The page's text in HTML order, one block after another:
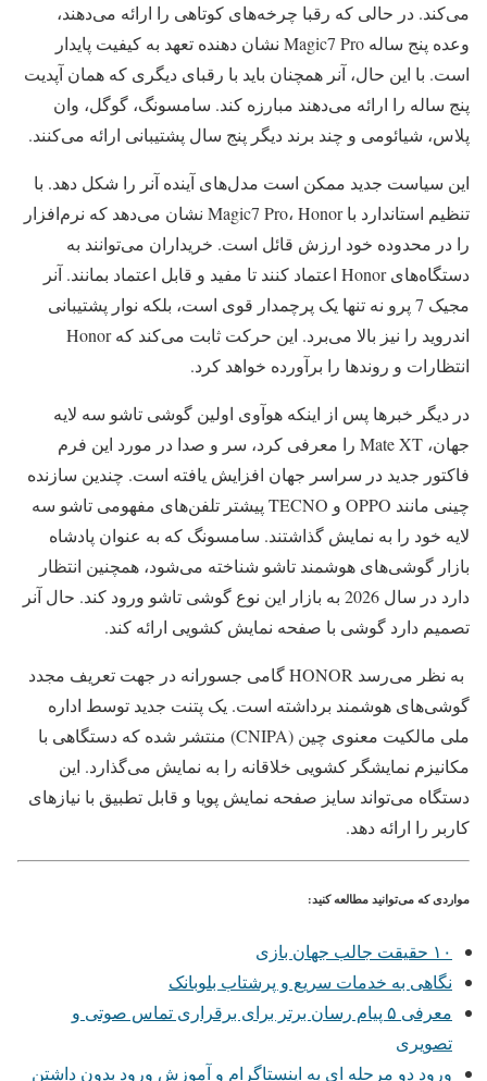
می‌کند. در حالی که رقبا چرخه‌های کوتاهی را ارائه می‌دهند،
وعده پنج ساله Magic7 Pro نشان دهنده تعهد به کیفیت پایدار
است. با این حال، آنر همچنان باید با رقبای دیگری که همان آپدیت
پنج ساله را ارائه می‌دهند مبارزه کند. سامسونگ، گوگل، وان
پلاس، شیائومی و چند برند دیگر پنج سال پشتیبانی ارائه می‌کنند.
این سیاست جدید ممکن است مدل‌های آینده آنر را شکل دهد. با
تنظیم استاندارد با Magic7 Pro، Honor نشان می‌دهد که نرم‌افزار
را در محدوده خود ارزش قائل است. خریداران می‌توانند به
دستگاه‌های Honor اعتماد کنند تا مفید و قابل اعتماد بمانند. آنر
مجیک 7 پرو نه تنها یک پرچمدار قوی است، بلکه نوار پشتیبانی
اندروید را نیز بالا می‌برد. این حرکت ثابت می‌کند که Honor
انتظارات و روندها را برآورده خواهد کرد.
در دیگر خبرها پس از اینکه هوآوی اولین گوشی تاشو سه لایه
جهان، Mate XT را معرفی کرد، سر و صدا در مورد این فرم
فاکتور جدید در سراسر جهان افزایش یافته است. چندین سازنده
چینی مانند OPPO و TECNO پیشتر تلفن‌های مفهومی تاشو سه
لایه خود را به نمایش گذاشتند. سامسونگ که به عنوان پادشاه
بازار گوشی‌های هوشمند تاشو شناخته می‌شود، همچنین انتظار
دارد در سال 2026 به بازار این نوع گوشی تاشو ورود کند. حال آنر
تصمیم دارد گوشی با صفحه نمایش کشویی ارائه کند.
به نظر می‌رسد HONOR گامی جسورانه در جهت تعریف مجدد
گوشی‌های هوشمند برداشته است. یک پتنت جدید توسط اداره
ملی مالکیت معنوی چین (CNIPA) منتشر شده که دستگاهی با
مکانیزم نمایشگر کشویی خلاقانه را به نمایش می‌گذارد. این
دستگاه می‌تواند سایز صفحه نمایش پویا و قابل تطبیق با نیازهای
کاربر را ارائه دهد.
مواردی که می‌توانید مطالعه کنید:
۱۰ حقیقت جالب جهان بازی
نگاهی به خدمات سریع و پرشتاب بلوبانک
معرفی ۵ پیام رسان برتر برای برقراری تماس صوتی و
تصویری
ورود دو مرحله ای به اینستاگرام و آموزش ورود بدون داشتن